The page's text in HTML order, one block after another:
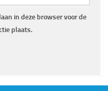
in deze browser voor de
plaats.